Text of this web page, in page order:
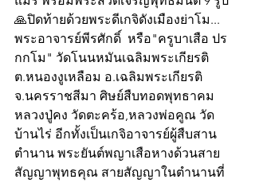
🙏ปิดท้ายด้วยพระดีเกจิดังเมืองย่าโม...
พระอาจารย์พีรศักดิ์  หรือ"ครูบาเสือ ปร
กกโม" วัดโนนหมันเฉลิมพระเกียรติ
ต.หนองงูเหลือม อ.เฉลิมพระเกียรติ
จ.นครราชสีมา ศิษย์สืบทอดพุทธาคม
หลวงปู่คง วัดตะคร้อ,หลวงพ่อคูณ วัด
บ้านไร่ อีกทั้งเป็นเกจิอาจารย์ผู้สืบสาน
ตำนาน พระยันต์พญาเสือหางด้วนสาย
สัญญาพุทธคุณ สายสัญญาในตำนานที่